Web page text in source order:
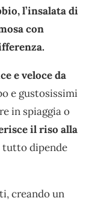
l’insalata di
con
e veloce da
e gustosissimi
in spiaggia o
il riso alla
tutto dipende
creando un